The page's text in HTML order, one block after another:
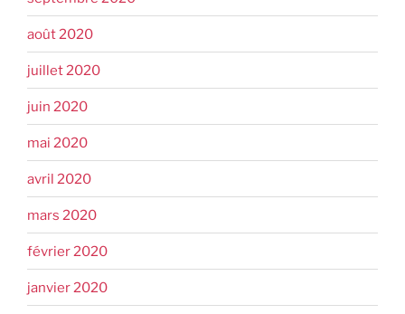
août 2020
juillet 2020
juin 2020
mai 2020
avril 2020
mars 2020
février 2020
janvier 2020